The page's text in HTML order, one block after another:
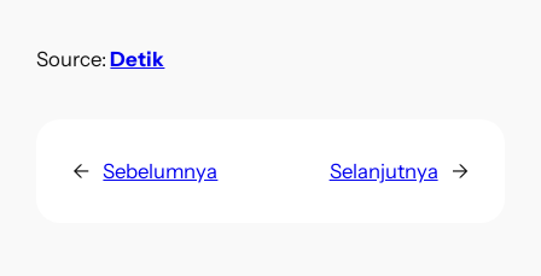
Source:Detik
← Sebelumnya Selanjutnya →